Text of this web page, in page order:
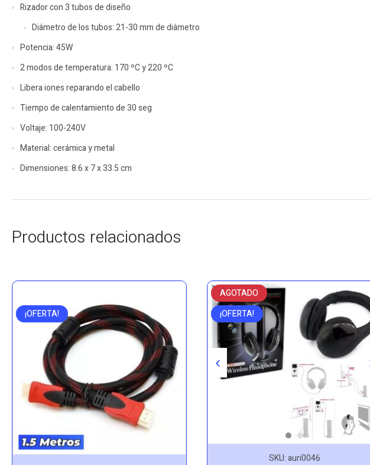
Rizador con 3 tubos de diseño
Diámetro de los tubos: 21-30 mm de diámetro
Potencia: 45W
2 modos de temperatura: 170 ºC y 220 ºC
Libera iones reparando el cabello
Tiempo de calentamiento de 30 seg
Voltaje: 100-240V
Material: cerámica y metal
Dimensiones: 8.6 x 7 x 33.5 cm
Productos relacionados
¡OFERTA!
AGOTADO
¡OFERTA!
SKU:auri0046